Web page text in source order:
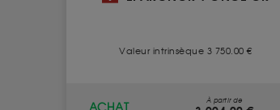
Valeur intrinsèque 3 750.00 €
À partir de